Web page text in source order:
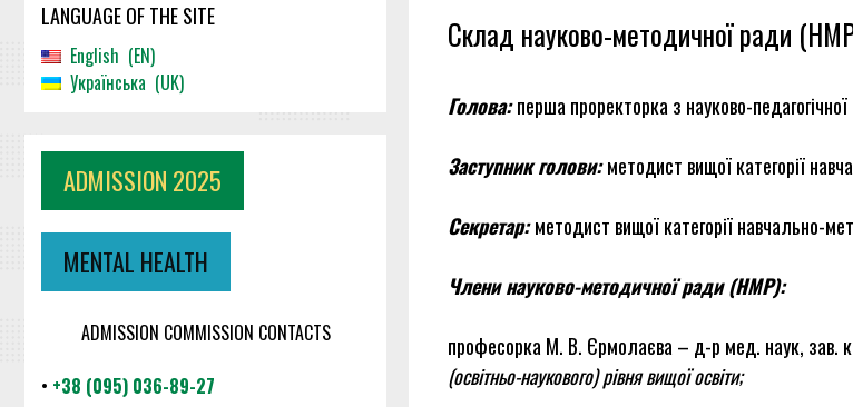
Склад науково-методичної ради
Голова: перша проректорка з науково-
Заступник голови: методист вищої категорії
Секретар: методист вищої категорії навчально-
Члени науково-методичної ради (НМР):
професорка М. В. Єрмолаєва – д-р мед. наук, зав.
(освітньо-наукового) рівня вищої освіти;
LANGUAGE OF THE SITE
English
EN
Українська
UK
ADMISSION 2025
MENTAL HEALTH
ADMISSION COMMISSION CONTACTS
• +38 (095) 036-89-27